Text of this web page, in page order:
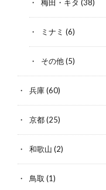
梅田・キタ (38)
ミナミ (6)
その他(5)
兵庫(60)
京都(25)
和歌山 (2)
鳥取 (1)